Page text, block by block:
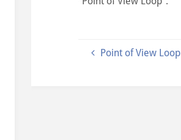
N
Point of View Loop